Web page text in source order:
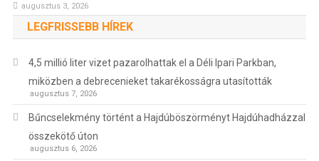
augusztus 3, 2026
LEGFRISSEBB HÍREK
4,5 millió liter vizet pazarolhattak el a Déli Ipari Parkban,
miközben a debrecenieket takarékosságra utasították
augusztus 7, 2026
Bűncselekmény történt a Hajdúböszörményt Hajdúhadházzal
összekötő úton
augusztus 6, 2026